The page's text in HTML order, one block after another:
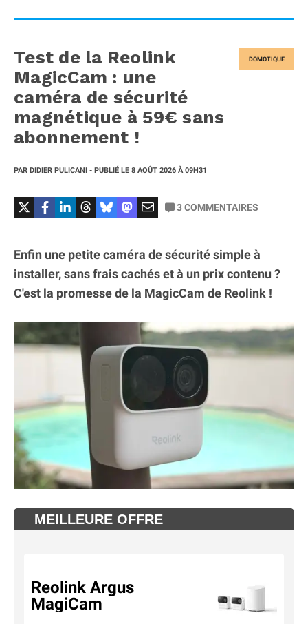
DOMOTIQUE
Test de la Reolink
MagicCam : une
caméra de sécurité
magnétique à 59€ sans
abonnement !
PAR DIDIER PULICANI - PUBLIÉ LE 8 AOÛT 2026 À 09H31
3COMMENTAIRES
Enfin une petite caméra de sécurité simple à
installer, sans frais cachés et à un prix contenu ?
C'est la promesse de la MagicCam de Reolink !
MEILLEURE OFFRE
Reolink Argus
MagiCam